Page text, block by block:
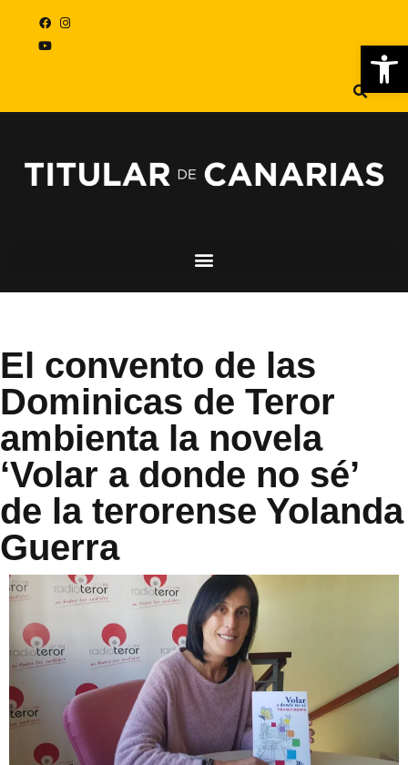
El convento de las
Dominicas de Teror
ambienta la novela
‘Volar a donde no sé’
de la terorense Yolanda
Guerra